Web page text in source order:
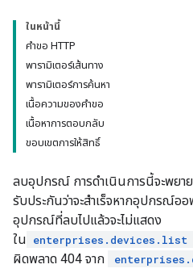
ในหน้านี้
คำขอ HTTP
พารามิเตอร์เส้นทาง
พารามิเตอร์การค้นหา
เนื้อความของคำขอ
เนื้อหาการตอบกลับ
ขอบเขตการให้สิทธิ์
ลบอุปกรณ์ การดำเนินการนี้จะพย
รับประกันว่าจะสำเร็จหากอุปกรณ์ออ
อุปกรณ์ที่ลบไปแล้วจะไม่แสดง
ใน enterprises.devices.list
ผิดพลาด 404 จาก